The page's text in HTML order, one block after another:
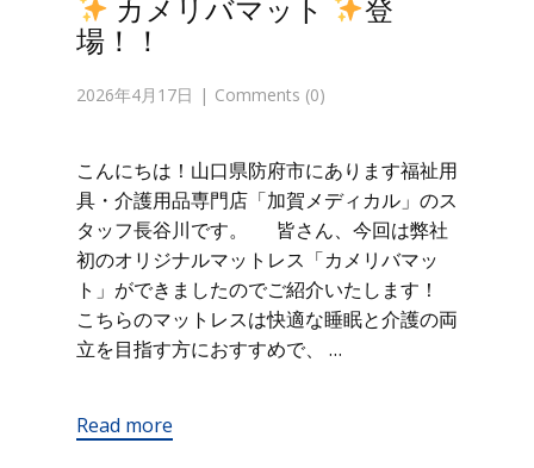
カメリバマット
登
場！！
2026年4月17日 Comments (0)
こんにちは！山口県防府市にあります福祉用
具・介護用品専門店「加賀メディカル」のス
タッフ長谷川です。 皆さん、今回は弊社
初のオリジナルマットレス「カメリバマッ
ト」ができましたのでご紹介いたします！
こちらのマットレスは快適な睡眠と介護の両
立を目指す方におすすめで、 …
Read more